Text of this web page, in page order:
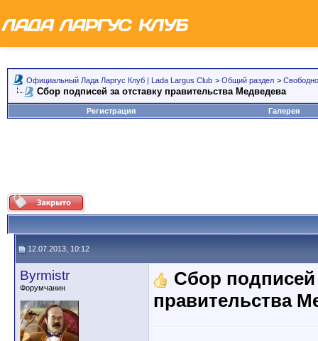
Официальный Лада Ларгус Клуб | Lada Largus Club > Общий раздел >
Сбор подписей за отставку правительства Медведева
Регистрация Галерея
12.07.2013, 10:12
Byrmistr
Форумчанин
Сбор подписей
правительства